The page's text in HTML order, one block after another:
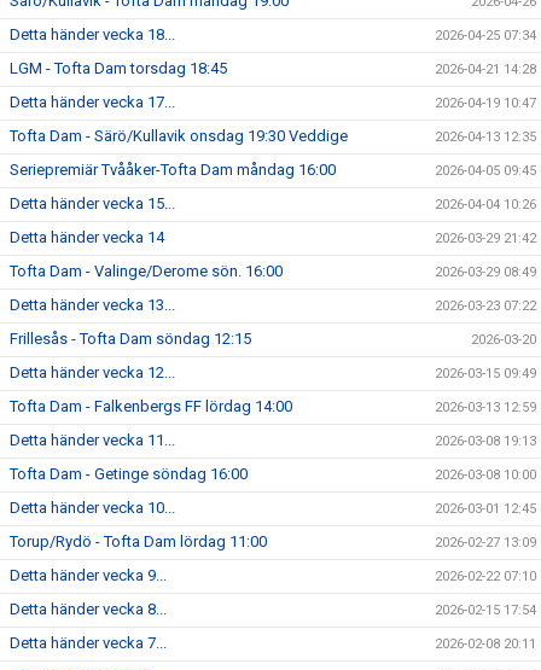
Detta händer vecka 18... 2026-04-25 07:34
LGM - Tofta Dam torsdag 18:45 2026-04-21 14:28
Detta händer vecka 17... 2026-04-19 10:47
Tofta Dam - Särö/Kullavik onsdag 19:30 Veddige 2026-04-13 12:35
Seriepremiär Tvååker-Tofta Dam måndag 16:00 2026-04-05 09:45
Detta händer vecka 15... 2026-04-04 10:26
Detta händer vecka 14 2026-03-29 21:42
Tofta Dam - Valinge/Derome sön. 16:00 2026-03-29 08:49
Detta händer vecka 13... 2026-03-23 07:22
Frillesås - Tofta Dam söndag 12:15 2026-03-20
Detta händer vecka 12... 2026-03-15 09:49
Tofta Dam - Falkenbergs FF lördag 14:00 2026-03-13 12:59
Detta händer vecka 11... 2026-03-08 19:13
Tofta Dam - Getinge söndag 16:00 2026-03-08 10:00
Detta händer vecka 10... 2026-03-01 12:45
Torup/Rydö - Tofta Dam lördag 11:00 2026-02-27 13:09
Detta händer vecka 9... 2026-02-22 07:10
Detta händer vecka 8... 2026-02-15 17:54
Detta händer vecka 7... 2026-02-08 20:11